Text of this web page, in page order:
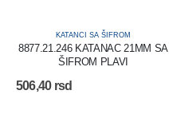
KATANCI SA ŠIFROM
8877.21.246 KATANAC 21MM SA
ŠIFROM PLAVI
506,40 rsd